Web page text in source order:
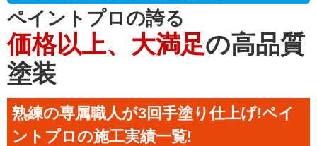
ペイントプロの誇る
価格以上、大満足の高品質
塗装
熟練の専属職人が3回手塗り仕上げ!ペイ
ントプロの施工実績一覧!